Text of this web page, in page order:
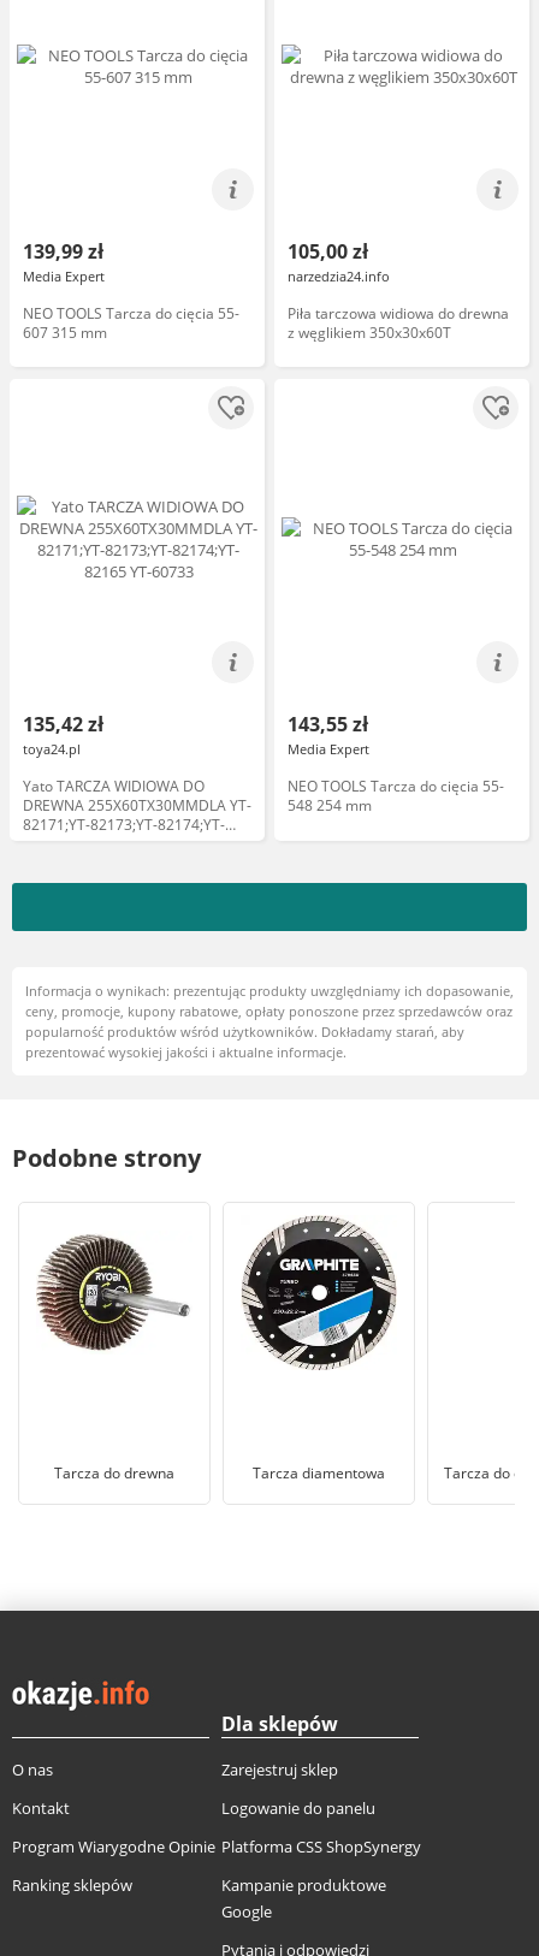
139,99 zł
Media Expert
NEO TOOLS Tarcza do cięcia 55-
607 315 mm
105,00 zł
narzedzia24.info
Piła tarczowa widiowa do drewna
z węglikiem 350x30x60T
135,42 zł
toya24.pl
Yato TARCZA WIDIOWA DO
DREWNA 255X60TX30MMDLA YT-
82171;YT-82173;YT-82174;YT-
82165 YT-60733
143,55 zł
Media Expert
NEO TOOLS Tarcza do cięcia 55-
548 254 mm
Informacja o wynikach: prezentując produkty uwzględniamy ich dopasowanie,
ceny, promocje, kupony rabatowe, opłaty ponoszone przez sprzedawców oraz
popularność produktów wśród użytkowników. Dokładamy starań, aby
prezentować wysokiej jakości i aktualne informacje.
Podobne strony
Tarcza do drewna Tarcza diamentowa Tarcza do
O nas
Kontakt
Program Wiarygodne Opinie
Ranking sklepów
Dla sklepów
Zarejestruj sklep
Logowanie do panelu
Platforma CSS ShopSynergy
Kampanie produktowe
Google
Pytania i odpowiedzi